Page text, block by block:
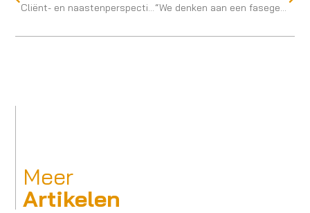
Cliënt- en naastenperspectief in de opleiding “We denken aan een fasegewijze vorm van selectie”
Meer
Artikelen